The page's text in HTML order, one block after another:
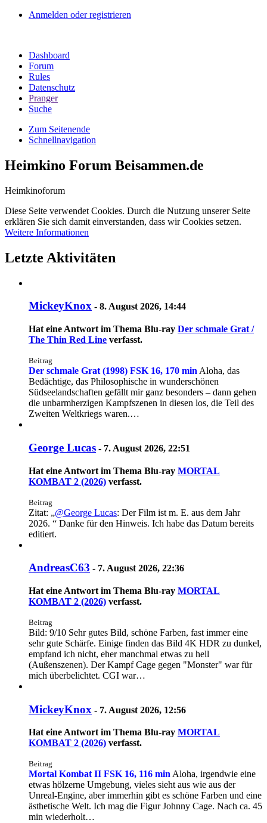
Anmelden oder registrieren
Dashboard
Forum
Rules
Datenschutz
Pranger
Suche
Zum Seitenende
Schnellnavigation
Heimkino Forum Beisammen.de
Heimkinoforum
Diese Seite verwendet Cookies. Durch die Nutzung unserer Seite
erklären Sie sich damit einverstanden, dass wir Cookies setzen.
Weitere Informationen
Letzte Aktivitäten
MickeyKnox - 8. August 2026, 14:44
Hat eine Antwort im Thema Blu-ray Der schmale Grat /
The Thin Red Line verfasst.
Beitrag
Der schmale Grat (1998) FSK 16, 170 min Aloha, das
Bedächtige, das Philosophische in wunderschönen
Südseelandschaften gefällt mir ganz besonders – dann gehen
die unbarmherzigen Kampfszenen in diesen los, die Teil des
Zweiten Weltkriegs waren.…
George Lucas - 7. August 2026, 22:51
Hat eine Antwort im Thema Blu-ray MORTAL
KOMBAT 2 (2026) verfasst.
Beitrag
Zitat: „@George Lucas: Der Film ist m. E. aus dem Jahr
2026. “ Danke für den Hinweis. Ich habe das Datum bereits
editiert.
AndreasC63 - 7. August 2026, 22:36
Hat eine Antwort im Thema Blu-ray MORTAL
KOMBAT 2 (2026) verfasst.
Beitrag
Bild: 9/10 Sehr gutes Bild, schöne Farben, fast immer eine
sehr gute Schärfe. Einige finden das Bild 4K HDR zu dunkel,
empfand ich nicht, eher manchmal etwas zu hell
(Außenszenen). Der Kampf Cage gegen "Monster" war für
mich überbelichtet. CGI war…
MickeyKnox - 7. August 2026, 12:56
Hat eine Antwort im Thema Blu-ray MORTAL
KOMBAT 2 (2026) verfasst.
Beitrag
Mortal Kombat II FSK 16, 116 min Aloha, irgendwie eine
etwas hölzerne Umgebung, vieles sieht aus wie aus der
Unreal-Engine, aber immerhin gibt es schöne Farben und eine
ästhetische Welt. Ich mag die Figur Johnny Cage. Nach ca. 45
min wiederholt…